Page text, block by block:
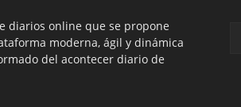
diarios online que se propone
moderna, ágil y dinámica
del acontecer diario de